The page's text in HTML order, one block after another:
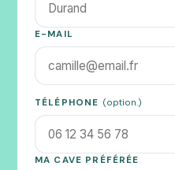
E-MAIL
TÉLÉPHONE (option.)
MA CAVE PRÉFÉRÉE